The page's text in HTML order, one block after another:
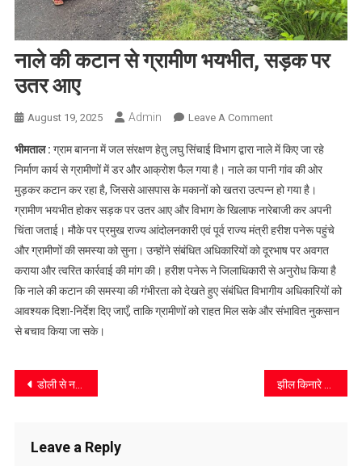
नाले की कटान से ग्रामीण भयभीत, सड़क पर
उतर आए
August 19, 2025 Admin Leave A CommentOn
की
कटान
से
ग्रामीण
भयभीत,
सड़क
पर
उतर
आए
भीमताल : ग्राम बानना में जल संरक्षण हेतु लघु सिंचाई विभाग द्वारा नाले में किए जा रहे
निर्माण कार्य से ग्रामीणों में डर और आक्रोश फैल गया है। नाले का पानी गांव की ओर
मुड़कर कटान कर रहा है, जिससे आसपास के मकानों को खतरा उत्पन्न हो गया है।
ग्रामीण भयभीत होकर सड़क पर उतर आए और विभाग के खिलाफ नारेबाजी कर अपनी
चिंता जताई। मौके पर प्रमुख राज्य आंदोलनकारी एवं पूर्व राज्य मंत्री हरीश पनेरू पहुंचे
और ग्रामीणों की समस्या को सुना। उन्होंने संबंधित अधिकारियों को दूरभाष पर अवगत
कराया और त्वरित कार्रवाई की मांग की। हरीश पनेरू ने जिलाधिकारी से अनुरोध किया है
कि नाले की कटान की समस्या की गंभीरता को देखते हुए संबंधित विभागीय अधिकारियों को
आवश्यक दिशा-निर्देश दिए जाएँ, ताकि ग्रामीणों को राहत मिल सके और संभावित नुकसान
से बचाव किया जा सके।
Post
डोली से नदी पार कर अस्पताल पहुंची बीमार महिला
Leave a Reply